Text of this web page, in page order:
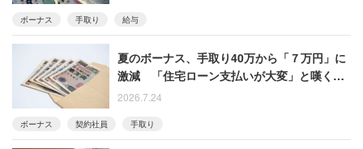
ボーナス 手取り 給与
夏のボーナス、手取り40万から「７万円」に
激減 「住宅ローン支払いが大変」と嘆く50
代男性
2026.7.24
ボーナス 契約社員 手取り